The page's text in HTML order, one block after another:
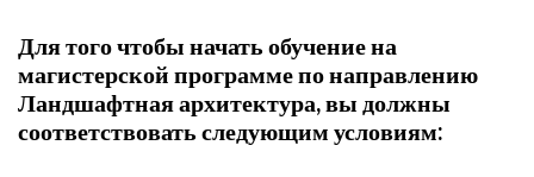
Для того чтобы начать обучение на
магистерской программе по направлению
Ландшафтная архитектура, вы должны
соответствовать следующим условиям: